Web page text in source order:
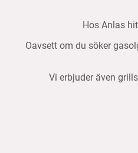
Hos Anlas
Oavsett om du söker
Vi erbjuder även